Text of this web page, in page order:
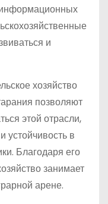
и
хозяйство
позволяют
этой отрасли,
устойчивость в
Благодаря его
занимает
арене.